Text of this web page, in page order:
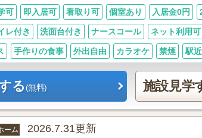
可 即入居可 看取り可 個室あり 入居金0円
レ付き 洗面台付き ナースコール ネット利用可
手作りの食事 外出自由 カラオケ 禁煙 駅近
る(無料) 施設見学
ーム 2026.7.31更新